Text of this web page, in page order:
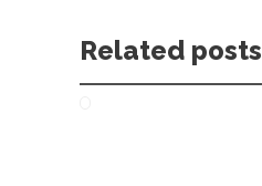
Related posts